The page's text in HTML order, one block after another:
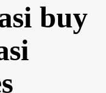
buy